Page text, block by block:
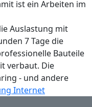
ist ein Arbeiten im
Auslastung mit
7 Tage die
Bauteile
verbaut. Die
- und andere
Internet